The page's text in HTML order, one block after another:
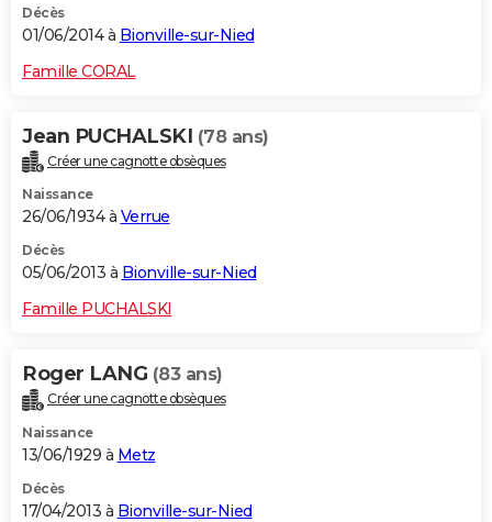
Décès
01/06/2014 à Bionville-sur-Nied
Famille CORAL
Jean PUCHALSKI (78 ans)
Créer une cagnotte obsèques
Naissance
26/06/1934 à Verrue
Décès
05/06/2013 à Bionville-sur-Nied
Famille PUCHALSKI
Roger LANG (83 ans)
Créer une cagnotte obsèques
Naissance
13/06/1929 à Metz
Décès
17/04/2013 à Bionville-sur-Nied